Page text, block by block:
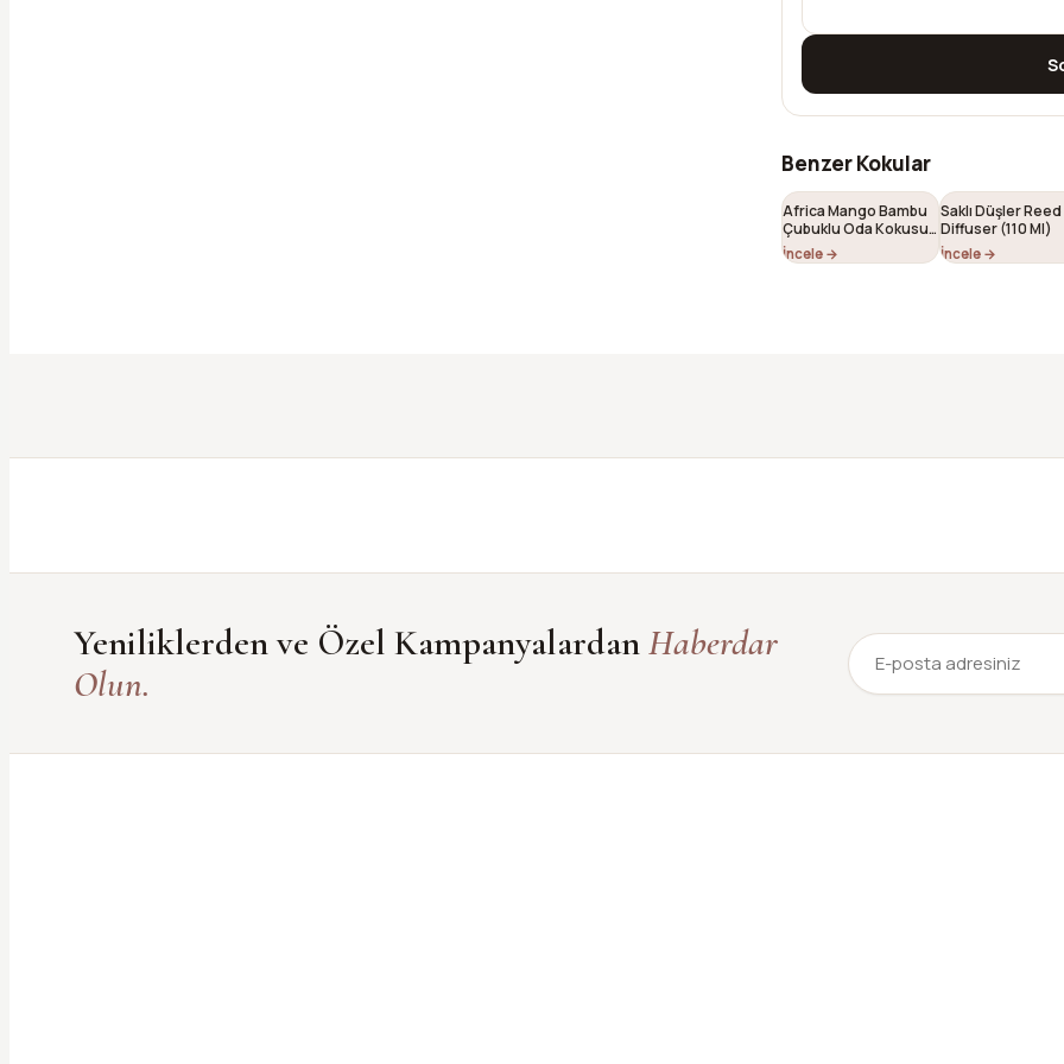
Benzer Kokular
Africa Mango Bambu
Çubuklu Oda Kokusu
130 ml
İncele →
Saklı Düşler Reed
Diffuser (110 Ml)
İncele →
Yeniliklerden ve Özel KampanyalardanHaberdar
Olun.